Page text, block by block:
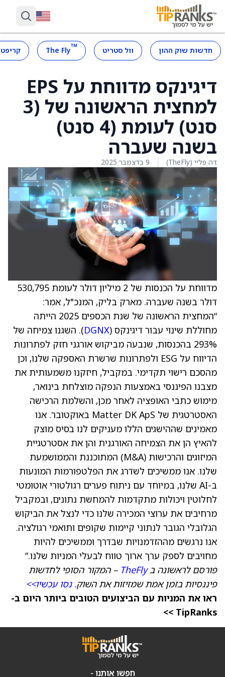
חדשות שוק ההון וול סטריט ™
The Fly
דיגינקס מדווחת על EPS
למחצית הראשונה של (3
סנט) לעומת (4 סנט)
בשנה שעברה
דה פליי (TheFly) 9 בדצמבר 2025
מדווחת על הכנסות של 2 מיליון דולר לעומת 530,795
דולר בשנה שעברה. מארק בליק, המנכ"ל, אמר:
“המחצית הראשונה של שנת הכספים 2025 הייתה
מחוללת שינוי עבור דיגינקס (DGNX). השגנו צמיחה של
293% בהכנסות, שנבעה מביקוש אורגני חזק לפתרונות
הדיווח על ESG ולפתרונות שרשרת האספקה שלנו, וכן
מהסכם רישוי תקדימי. במקביל, חיזקנו משמעותית את
מצבנו הפיננסי באמצעות הנפקה מוצלחת בינואר,
מימוש כתבי האופציה לאחר מכן, והשלמת הרכישה
האסטרטגית של Matter DK ApS באוקטובר. אנו
מאמינים שההישגים הללו מעניקים לנו בסיס מוצק
להאיץ הן את הצמיחה האורגנית והן את אסטרטגיית
המיזוגים והרכישות (M&A) המתוכננת והממושמעת
שלנו. אנו ממשיכים לשדרג את הפלטפורמות המונעות
ב-AI שלנו, במיוחד עם ניתוח פערים רגולטורי אוטומטי
לחלוטין ויכולות מתקדמות להמחשת נתונים, ובמקביל
מרחיבים את ערוצי המכירה שלנו כדי לנצל את הביקוש
הגלובלי הגובר לנתוני קיימות שקופים ותואמי רגולציה.
אנו נרגשים מההזדמנויות שבדרך וממשיכים להיות
מחויבים לספק ערך ארוך טווח לבעלי המניות שלנו.”
פורסם לראשונה בTheFly – המקור הסופי לחדשות
פיננסיות בזמן אמת שמזיזות את השוק.נסו עכשיו>>
ראו את המניות עם הביצועים הטובים ביותר היום ב-
TipRanks >>
חפשו אותנו -